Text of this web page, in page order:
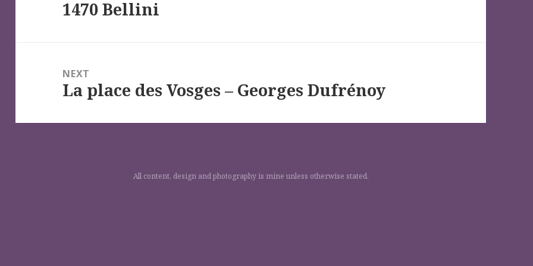
post:
1470 Bellini
NEXT
Next
La place des Vosges – Georges Dufrénoy
All content, design and photography is mine unless otherwise stated.